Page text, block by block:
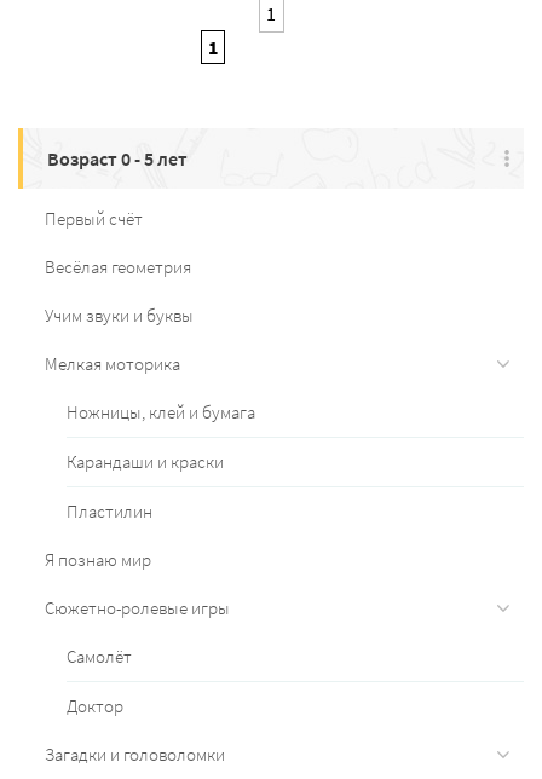
1
1
Возраст 0 - 5 лет
Первый счёт
Весёлая геометрия
Учим звуки и буквы
Мелкая моторика
Ножницы, клей и бумага
Карандаши и краски
Пластилин
Я познаю мир
Сюжетно-ролевые игры
Самолёт
Доктор
Загадки и головоломки